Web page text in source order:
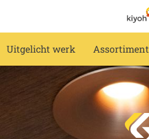
Uitgelicht werk Assortiment